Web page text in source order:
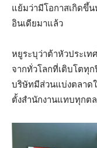
แย้มว่ามีโอกาสเกิดขึ้น
อินเดียมาแล้ว
หยูระบุว่าต้าหัวประเท
จากทั่วโลกที่เติบโตทุ
บริษัทมีส่วนแบ่งตลาด
ตั้งสำนักงานแทบทุกต